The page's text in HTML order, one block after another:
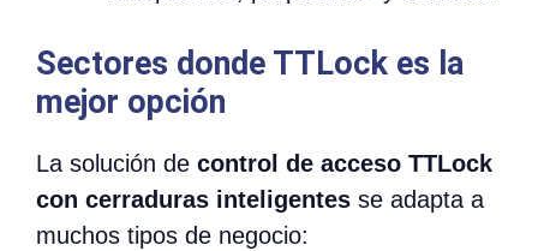
Sectores donde TTLock es la
mejor opción
La solución de control de acceso TTLock
con cerraduras inteligentes se adapta a
muchos tipos de negocio: